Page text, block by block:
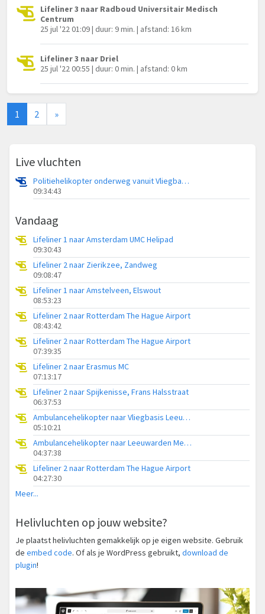
Lifeliner 3 naar Radboud Universitair Medisch
Centrum
25 jul '22 01:09 | duur: 9 min. | afstand: 16 km
Lifeliner 3 naar Driel
25 jul '22 00:55 | duur: 0 min. | afstand: 0 km
1 2 »
Live vluchten
Politiehelikopter onderweg vanuit Vliegbasis Volkel
09:34:43
Vandaag
Lifeliner 1 naar Amsterdam UMC Helipad
09:30:43
Lifeliner 2 naar Zierikzee, Zandweg
09:08:47
Lifeliner 1 naar Amstelveen, Elswout
08:53:23
Lifeliner 2 naar Rotterdam The Hague Airport
08:43:42
Lifeliner 2 naar Rotterdam The Hague Airport
07:39:35
Lifeliner 2 naar Erasmus MC
07:13:17
Lifeliner 2 naar Spijkenisse, Frans Halsstraat
06:37:53
Ambulancehelikopter naar Vliegbasis Leeuwarden
05:10:21
Ambulancehelikopter naar Leeuwarden Medical Center Heliport
04:37:38
Lifeliner 2 naar Rotterdam The Hague Airport
04:27:30
Meer...
Helivluchten op jouw website?
Je plaatst helivluchten gemakkelijk op je eigen website. Gebruik
de embed code. Of als je WordPress gebruikt, download de
plugin!